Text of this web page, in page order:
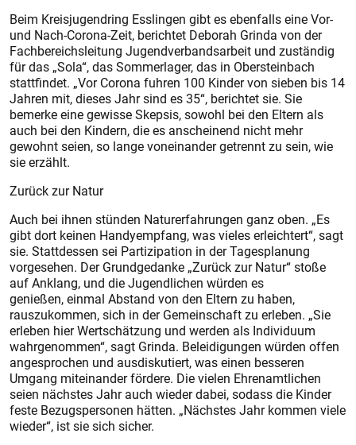
Beim Kreisjugendring Esslingen gibt es ebenfalls eine Vor-
und Nach-Corona-Zeit, berichtet Deborah Grinda von der
Fachbereichsleitung Jugendverbandsarbeit und zuständig
für das „Sola“, das Sommerlager, das in Obersteinbach
stattfindet. „Vor Corona fuhren 100 Kinder von sieben bis 14
Jahren mit, dieses Jahr sind es 35“, berichtet sie. Sie
bemerke eine gewisse Skepsis, sowohl bei den Eltern als
auch bei den Kindern, die es anscheinend nicht mehr
gewohnt seien, so lange voneinander getrennt zu sein, wie
sie erzählt.
Zurück zur Natur
Auch bei ihnen stünden Naturerfahrungen ganz oben. „Es
gibt dort keinen Handyempfang, was vieles erleichtert“, sagt
sie. Stattdessen sei Partizipation in der Tagesplanung
vorgesehen. Der Grundgedanke „Zurück zur Natur“ stoße
auf Anklang, und die Jugendlichen würden es
genießen, einmal Abstand von den Eltern zu haben,
rauszukommen, sich in der Gemeinschaft zu erleben. „Sie
erleben hier Wertschätzung und werden als Individuum
wahrgenommen“, sagt Grinda. Beleidigungen würden offen
angesprochen und ausdiskutiert, was einen besseren
Umgang miteinander fördere. Die vielen Ehrenamtlichen
seien nächstes Jahr auch wieder dabei, sodass die Kinder
feste Bezugspersonen hätten. „Nächstes Jahr kommen viele
wieder“, ist sie sich sicher.